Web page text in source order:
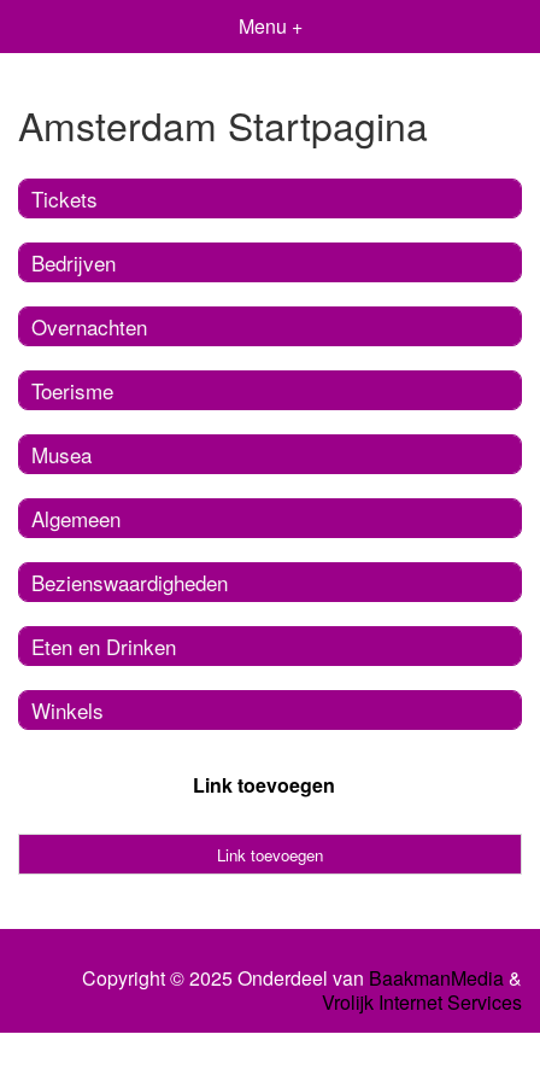
Menu +
Amsterdam Startpagina
Tickets
Bedrijven
Overnachten
Toerisme
Musea
Algemeen
Bezienswaardigheden
Eten en Drinken
Winkels
Link toevoegen
Link toevoegen
Copyright © 2025 Onderdeel van BaakmanMedia&
Vrolijk Internet Services